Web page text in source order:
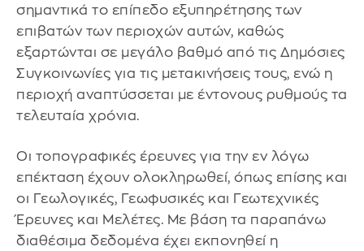
σημαντικά το επίπεδο εξυπηρέτησης των
επιβατών των περιοχών αυτών, καθώς
εξαρτώνται σε μεγάλο βαθμό από τις Δημόσιες
Συγκοινωνίες για τις μετακινήσεις τους, ενώ η
περιοχή αναπτύσσεται με έντονους ρυθμούς τα
τελευταία χρόνια.
Οι τοπογραφικές έρευνες για την εν λόγω
επέκταση έχουν ολοκληρωθεί, όπως επίσης και
οι Γεωλογικές, Γεωφυσικές και Γεωτεχνικές
Έρευνες και Μελέτες. Με βάση τα παραπάνω
διαθέσιμα δεδομένα έχει εκπονηθεί η